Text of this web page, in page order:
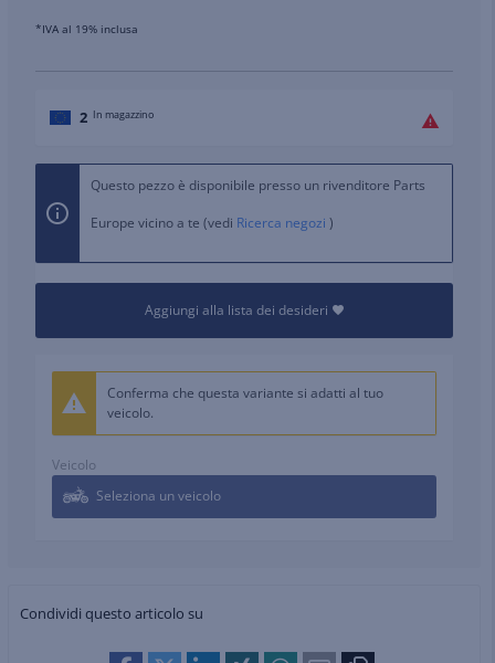
*IVA al 19% inclusa
2 In magazzino
Questo pezzo è disponibile presso un rivenditore Parts
Europe vicino a te (vedi Ricerca negozi )
Aggiungi alla lista dei desideri
Conferma che questa variante si adatti al tuo
veicolo.
Veicolo
Seleziona un veicolo
Condividi questo articolo su